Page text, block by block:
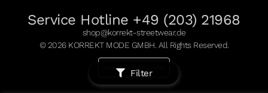
Filter
Service Hotline +49 (203) 21968
shop@korrekt-streetwear.de
© 2026 KORREKT MODE GMBH. All Rights Reserved.
Datenschutz und Cookies